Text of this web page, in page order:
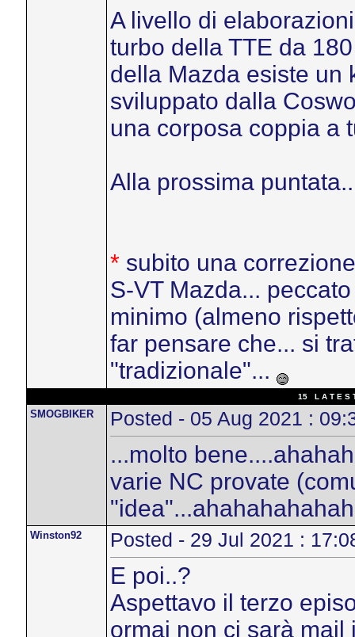
A livello di
turbo della TTE da
della Mazda esiste un
sviluppato dalla
una corposa coppia a
Alla prossima
* subito una
S-VT Mazda...
minimo (almeno
far pensare che... si
"tradizionale"...
15 L A T E S
SMOGBIKER Posted - 05 Aug 2021 :
...molto
varie NC provate
Winston92 Posted - 29 Jul 2021 :
E poi..?
Aspettavo il terzo
ormai non ci sarà mail